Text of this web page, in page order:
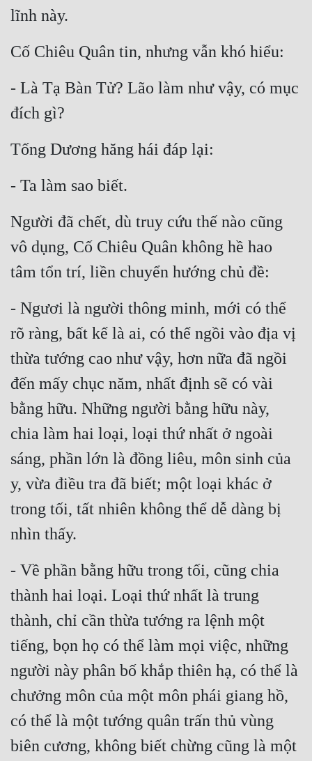
Đô Thị
Đồng Nhân
Cẩu Đạo Trường Sinh
Truyện Nữ
Vô Địch Lưu
Xây Dựng Thế Lực
Đam Mỹ
Đẹp
Đẹp Hiệp
Tính Cách Nhân Vật :
Cơ Trí
Sát Phạt Quyết Đoán
Vô Sỉ
Điềm Đạm
lĩnh này.
Cố Chiêu Quân tin, nhưng vẫn khó hiểu:
- Là Tạ Bàn Tử? Lão làm như vậy, có mục
đích gì?
Tống Dương hăng hái đáp lại:
- Ta làm sao biết.
Người đã chết, dù truy cứu thế nào cũng
vô dụng, Cố Chiêu Quân không hề hao
tâm tổn trí, liền chuyển hướng chủ đề:
- Ngươi là người thông minh, mới có thể
rõ ràng, bất kể là ai, có thể ngồi vào địa vị
thừa tướng cao như vậy, hơn nữa đã ngồi
đến mấy chục năm, nhất định sẽ có vài
bằng hữu. Những người bằng hữu này,
chia làm hai loại, loại thứ nhất ở ngoài
sáng, phần lớn là đồng liêu, môn sinh của
y, vừa điều tra đã biết; một loại khác ở
trong tối, tất nhiên không thể dễ dàng bị
nhìn thấy.
- Về phần bằng hữu trong tối, cũng chia
thành hai loại. Loại thứ nhất là trung
thành, chỉ cần thừa tướng ra lệnh một
tiếng, bọn họ có thể làm mọi việc, những
người này phân bố khắp thiên hạ, có thể là
chưởng môn của một môn phái giang hồ,
có thể là một tướng quân trấn thủ vùng
biên cương, không biết chừng cũng là một